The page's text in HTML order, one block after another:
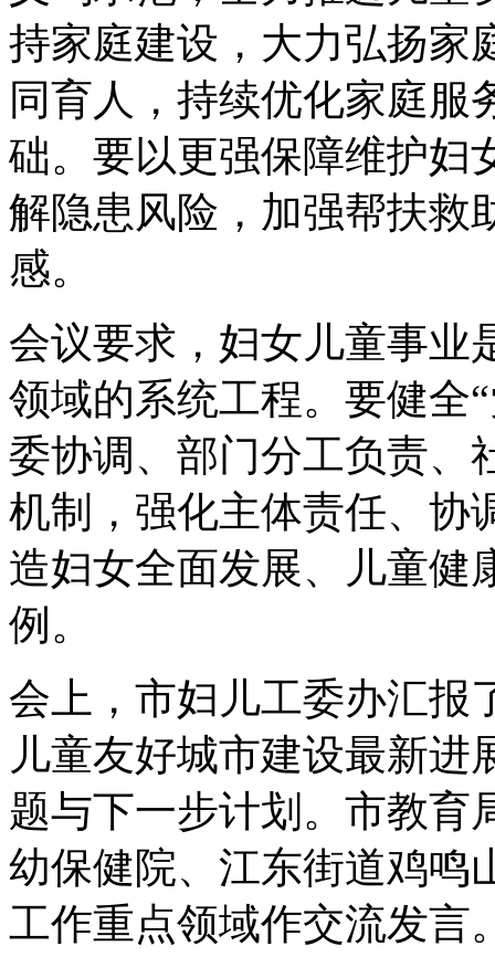
持家庭建设，大力弘扬家
同育人，持续优化家庭服
础。要以更强保障维护妇
解隐患风险，加强帮扶救
感。
会议要求，妇女儿童事业
领域的系统工程。要健全
委协调、部门分工负责、
机制，强化主体责任、协
造妇女全面发展、儿童健
例。
会上，市妇儿工委办汇报
儿童友好城市建设最新进
题与下一步计划。市教育
幼保健院、江东街道鸡鸣
工作重点领域作交流发言